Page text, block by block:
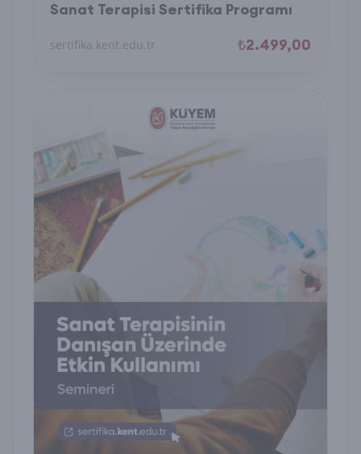
Sanat Terapisi Sertifika Programı
sertifika.kent.edu.tr ₺2.499,00